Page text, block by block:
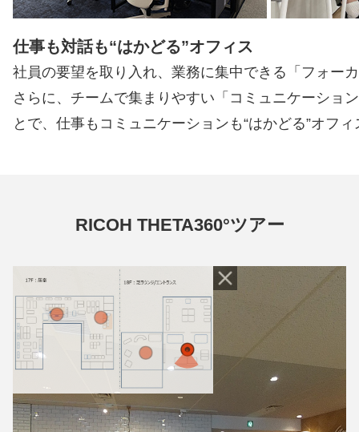
仕事も対話も“はかどる”オフィス
社員の要望を取り入れ、業務に集中できる「フォー
さらに、チームで集まりやすい「コミュニケーショ
とで、仕事もコミュニケーションも“はかどる”オフ
RICOH THETA360°ツアー